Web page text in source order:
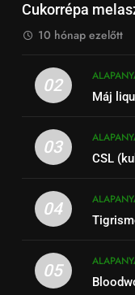
Cukorrépa
10 hónap ezelőtt
02
Máj
03
CSL
04
05